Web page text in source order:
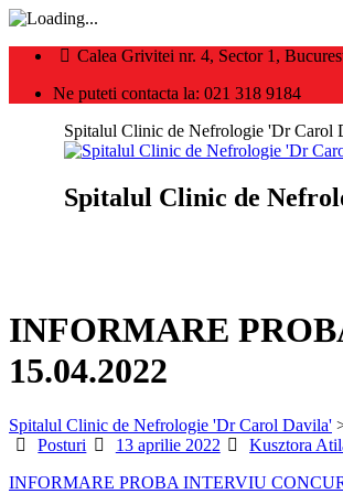
Calea Grivitei nr. 4, Sector 1,
Ne puteti contacta la: 021 318 9184
Spitalul Clinic de Nefrologie 'Dr
Spitalul Clinic de
INFORMARE
15.04.2022
Spitalul Clinic de Nefrologie 'Dr Carol Davila'
Categories
Posturi
Posted
13 aprilie 2022 Author
Kusztora
INFORMARE PROBA INTERVIU